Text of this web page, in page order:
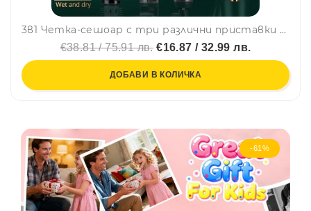
3в1 Четка-сешоар с три различни приставки за коса
€38.81 / 75.91 лв.€16.87 / 32.99 лв.
ДОБАВИ В КОЛИЧКА
-61%